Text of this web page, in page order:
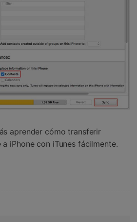
aprender cómo transferir
iPhone con iTunes fácilmente.